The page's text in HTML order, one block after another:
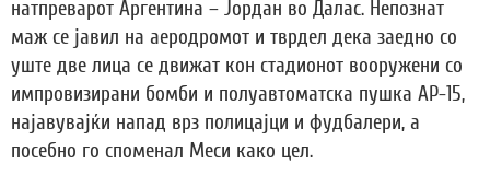
натпреварот Аргентина – Јордан во Далас. Непознат
маж се јавил на аеродромот и тврдел дека заедно со
уште две лица се движат кон стадионот вооружени со
импровизирани бомби и полуавтоматска пушка АР-15,
најавувајќи напад врз полицајци и фудбалери, а
посебно го споменал Меси како цел.